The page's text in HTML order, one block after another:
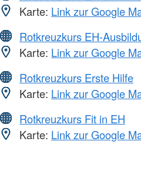
Karte: Link zur Google
Rotkreuzkurs EH-
Karte: Link zur Google
Rotkreuzkurs Erste Hilfe
Karte: Link zur Google
Rotkreuzkurs Fit in EH
Karte: Link zur Google